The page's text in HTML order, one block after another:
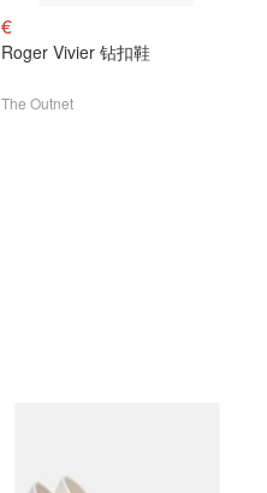
€
Roger Vivier 钻扣鞋
The Outnet